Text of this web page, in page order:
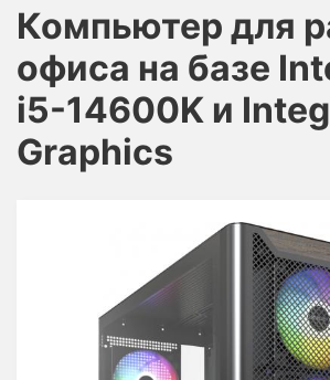
Компьютер для
офиса на базе
i5-14600K и
Graphics